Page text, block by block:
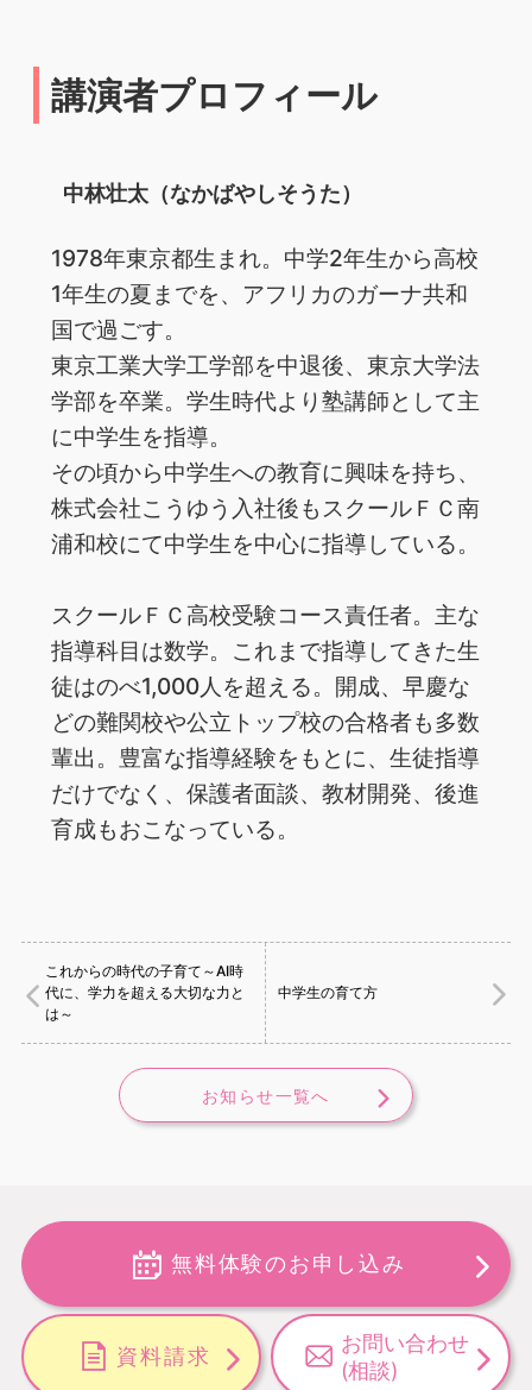
講演者プロフィール
中林壮太（なかばやしそうた）
1978年東京都生まれ。中学2年生から高校
1年生の夏までを、アフリカのガーナ共和
国で過ごす。
東京工業大学工学部を中退後、東京大学法
学部を卒業。学生時代より塾講師として主
に中学生を指導。
その頃から中学生への教育に興味を持ち、
株式会社こうゆう入社後もスクールＦＣ南
浦和校にて中学生を中心に指導している。
スクールＦＣ高校受験コース責任者。主な
指導科目は数学。これまで指導してきた生
徒はのべ1,000人を超える。開成、早慶な
どの難関校や公立トップ校の合格者も多数
輩出。豊富な指導経験をもとに、生徒指導
だけでなく、保護者面談、教材開発、後進
育成もおこなっている。
これからの時代の子育て～AI時
代に、学力を超える大切な力と
は～
中学生の育て方
お知らせ一覧へ
無料体験のお申し込み
資料請求
お問い合わせ
(相談)